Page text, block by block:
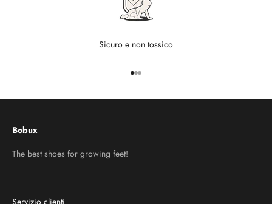
Sicuro e non tossico
Vai all'articolo 1
Vai all'articolo 2
Vai all'articolo 3
Bobux
The best shoes for growing feet!